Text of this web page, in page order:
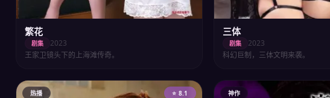
繁花
剧集
2023
王家卫镜头下的上海滩传奇。
三体
剧集
2023
科幻巨制，三体文明来袭。
热播 ⭐ 8.1 神作